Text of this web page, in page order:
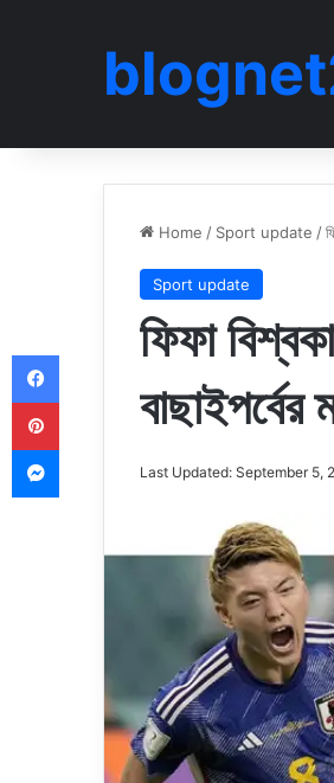
Home / Sport update /
Sport update
ফিফা
Last Updated: September 5,
Facebook
Pinterest
Messenger